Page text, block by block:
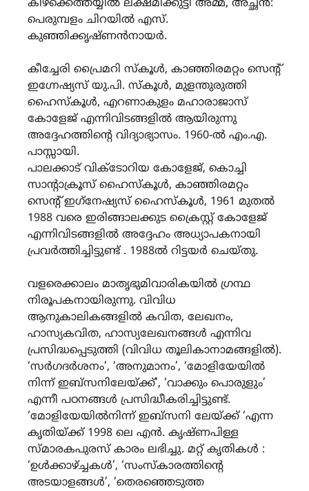
കിഴക്കെത്തയ്യിൽ ലക്ഷ്മിക്കുട്ടി അമ്മ, അച്ഛൻ:
പെരുമ്പളം ചിറയിൽ എസ്.
കുഞ്ഞിക്കൃഷ്ണൻനായർ.
കീച്ചേരി പ്രൈമറി സ്കൂ‌ൾ, കാഞ്ഞിരമറ്റം സെൻ്റ്
ഇ‌ഗ്നേഷ്യസ് യു.പി. സ്കൂൾ, മുളന്തുരുത്തി
ഹൈസ്കൂൾ, എറണാകുളം മഹാരാജാസ്
കോളേജ് എന്നിവിടങ്ങളിൽ ആയിരുന്നു
അദ്ദേഹത്തിന്റെ വിദ്യാഭ്യാസം. 1960-ൽ എം.എ.
പാസ്സായി.
പാലക്കാട് വിക്ടോറിയ കോളേജ്, കൊച്ചി
സാന്റാക്രൂസ് ഹൈസ്കൂൾ, കാഞ്ഞിരമറ്റം
സെന്റ് ഇഗ്‌നേഷ്യസ് ഹൈസ്കൂൾ, 1961 മുതൽ
1988 വരെ ഇരിങ്ങാലക്കുട ക്രൈസ്റ്റ് കോളേജ്
എന്നിവിടങ്ങളിൽ അദ്ദേഹം അധ്യാപകനായി
പ്രവർത്തിച്ചിട്ടുണ്ട് . 1988ൽ റിട്ടയർ ചെയ്തു.
വളരെക്കാലം മാതൃഭുമിവാരികയിൽ ഗ്രന്ഥ
നിരൂപകനായിരുന്നു. വിവിധ
ആനുകാലികങ്ങളിൽ കവിത, ലേഖനം,
ഹാസ്യകവിത, ഹാസ്യലേഖനങ്ങൾ എന്നിവ
പ്രസിദ്ധപ്പെടുത്തി (വിവിധ തൂലികാനാമങ്ങളിൽ).
‘സർഗദർശനം’, ‘അനുമാനം’, ‘മോളിയേയിൽ
നിന്ന് ഇബ്‌സനിലേയ്ക്ക്’, ‘വാക്കും പൊരുളും’
എന്നീ പഠനങ്ങൾ പ്രസിദ്ധീകരിച്ചിട്ടുണ്ട്.
‘മോളിയേയിൽനിന്ന് ഇബ്സനി ലേയ്ക്ക് ‘എന്ന
കൃതിയ്ക്ക് 1998 ലെ എൻ. കൃഷ്‌ണപിള്ള
സ്മാരകപുരസ് കാരം ലഭിച്ചു. മറ്റ് കൃതികൾ :
‘ഉൾക്കാഴ്ച്ചകൾ’, ‘സംസ്‌കാരത്തിന്റെ
അടയാളങ്ങൾ’, ‘തെരഞ്ഞെടുത്ത